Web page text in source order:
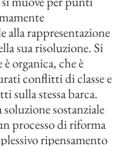
alla rappresentazione
sua risoluzione. Si
organica, che è
conflitti di classe e
sulla stessa barca.
sostanziale
processo di riforma
ripensamento